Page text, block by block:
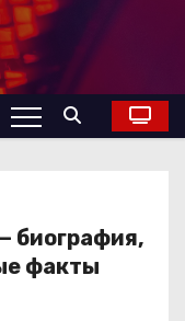
биография,
факты